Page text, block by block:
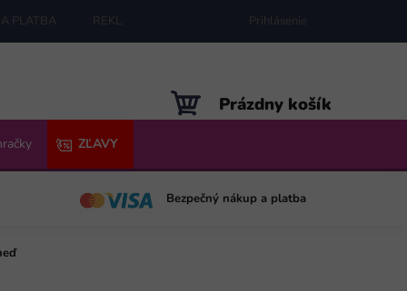
PLATBA REKLAMÁCIE MAPA SERVERU
Prihlásenie
NÁKUPNÝ
KOŠÍK
Prázdny košík
ZĽAVY
Bezpečný nákup a platba